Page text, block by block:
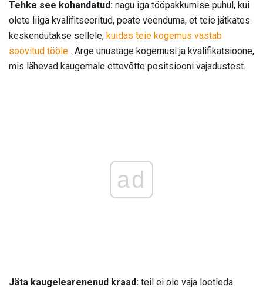
Tehke see kohandatud: nagu iga tööpakkumise puhul, kui
olete liiga kvalifitseeritud, peate veenduma, et teie jätkates
keskendutakse sellele, kuidas teie kogemus vastab
soovitud tööle . Ärge unustage kogemusi ja kvalifikatsioone,
mis lähevad kaugemale ettevõtte positsiooni vajadustest.
ad
Jäta kaugelearenenud kraad: teil ei ole vaja loetleda